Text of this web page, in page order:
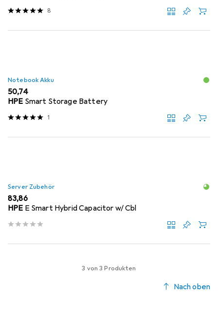
8
Notebook Akku
EUR
50,74
HPE Smart Storage Battery
1
Server Zubehör
EUR
83,86
HPE E Smart Hybrid Capacitor w/ Cbl
3 von 3 Produkten
Nach oben